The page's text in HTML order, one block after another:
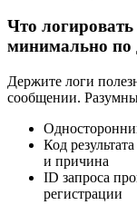
Что
минимально
Держите логи
сообщении.
Код
и причина
ID запроса
регистрации